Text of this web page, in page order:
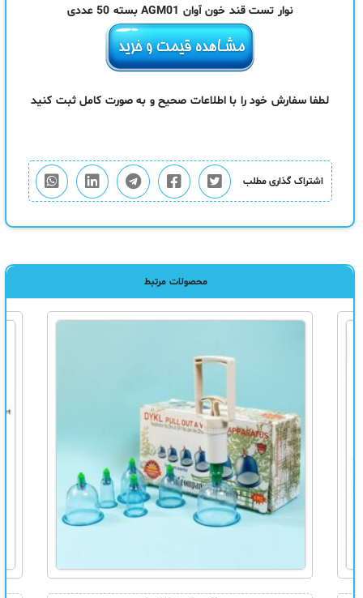
نوار تست قند خون آوان AGM01 بسته 50 عددی
لطفا سفارش خود را با اطلاعات صحیح و به صورت کامل ثبت کنید
اشتراک گذاری مطلب
محصولات مرتبط